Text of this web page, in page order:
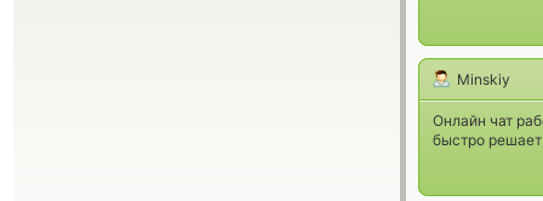
Minskiy
Онлайн чат
быстро